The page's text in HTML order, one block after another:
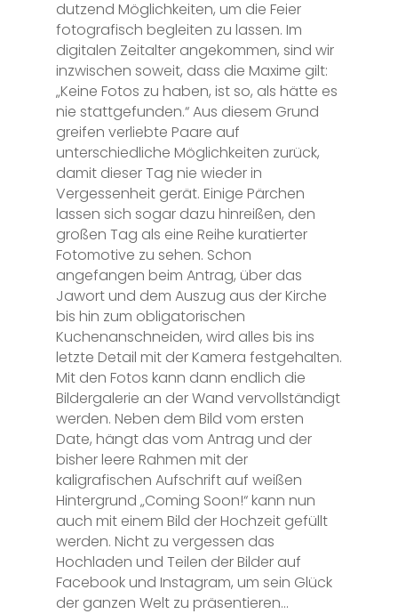
dutzend Möglichkeiten, um die Feier
fotografisch begleiten zu lassen. Im
digitalen Zeitalter angekommen, sind wir
inzwischen soweit, dass die Maxime gilt:
„Keine Fotos zu haben, ist so, als hätte es
nie stattgefunden.“ Aus diesem Grund
greifen verliebte Paare auf
unterschiedliche Möglichkeiten zurück,
damit dieser Tag nie wieder in
Vergessenheit gerät. Einige Pärchen
lassen sich sogar dazu hinreißen, den
großen Tag als eine Reihe kuratierter
Fotomotive zu sehen. Schon
angefangen beim Antrag, über das
Jawort und dem Auszug aus der Kirche
bis hin zum obligatorischen
Kuchenanschneiden, wird alles bis ins
letzte Detail mit der Kamera festgehalten.
Mit den Fotos kann dann endlich die
Bildergalerie an der Wand vervollständigt
werden. Neben dem Bild vom ersten
Date, hängt das vom Antrag und der
bisher leere Rahmen mit der
kaligrafischen Aufschrift auf weißen
Hintergrund „Coming Soon!“ kann nun
auch mit einem Bild der Hochzeit gefüllt
werden. Nicht zu vergessen das
Hochladen und Teilen der Bilder auf
Facebook und Instagram, um sein Glück
der ganzen Welt zu präsentieren…